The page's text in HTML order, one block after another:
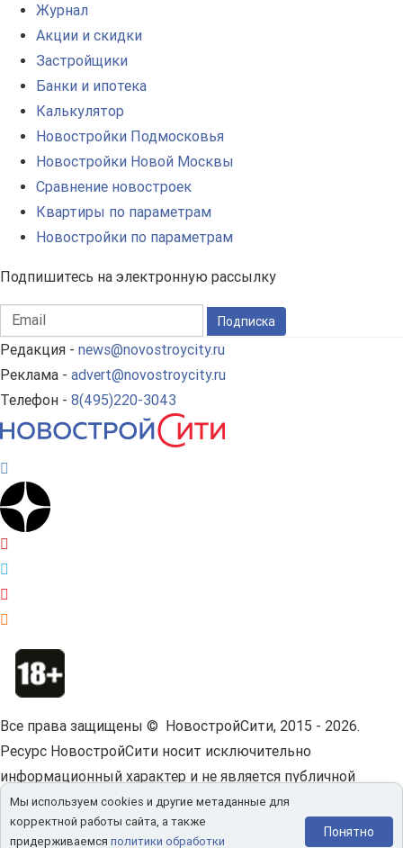
Журнал
Акции и скидки
Застройщики
Банки и ипотека
Калькулятор
Новостройки Подмосковья
Новостройки Новой Москвы
Сравнение новостроек
Квартиры по параметрам
Новостройки по параметрам
Подпишитесь на электронную рассылку
Подписка
Редакция - news@novostroycity.ru
Реклама - advert@novostroycity.ru
Телефон - 8(495)220-3043
Все права защищены © НовостройСити, 2015 - 2026.
Ресурс НовостройСити носит исключительно
информационный характер и не является публичной
офертой.Пользовательское соглашение.
Мы используем cookies и другие метаданные для
Мы используем cookies и другие метаданные для
корректной работы сайта, а также
придерживаемся политики обработки
Понятно